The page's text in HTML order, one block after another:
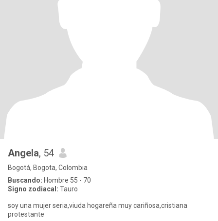
Angela, 54
Bogotá, Bogota, Colombia
Buscando: Hombre 55 - 70
Signo zodiacal: Tauro
soy una mujer seria,viuda hogareña muy cariñosa,cristiana
protestante